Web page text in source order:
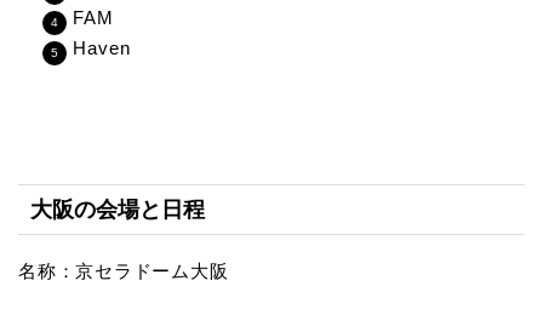
FAM
Haven
大阪の会場と日程
名称：京セラドーム大阪